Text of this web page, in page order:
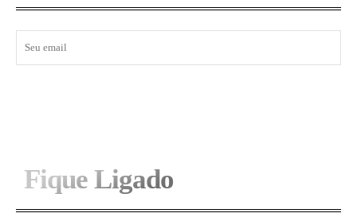
Fique Ligado